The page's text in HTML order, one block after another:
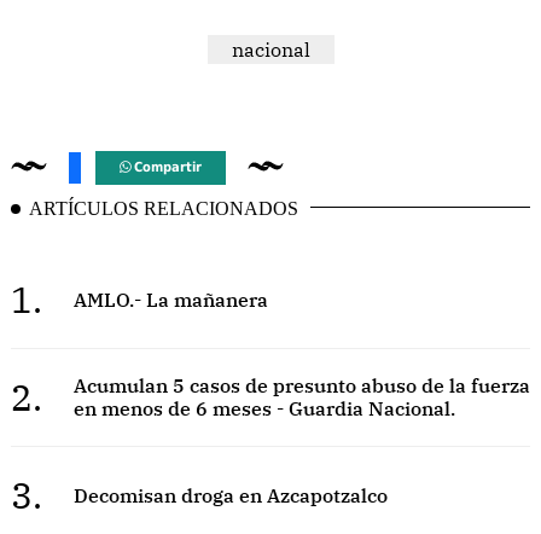
nacional
Compartir
ARTÍCULOS RELACIONADOS
1. AMLO.- La mañanera
2.
Acumulan 5 casos de presunto abuso de la fuerza
en menos de 6 meses - Guardia Nacional.
3. Decomisan droga en Azcapotzalco